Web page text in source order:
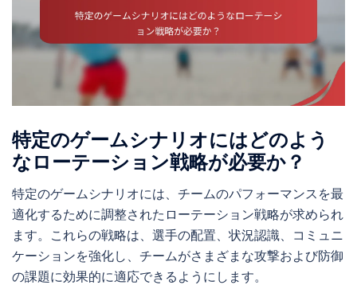
特定のゲームシナリオにはどのよう
なローテーション戦略が必要か？
特定のゲームシナリオには、チームのパフォーマンスを最
適化するために調整されたローテーション戦略が求められ
ます。これらの戦略は、選手の配置、状況認識、コミュニ
ケーションを強化し、チームがさまざまな攻撃および防御
の課題に効果的に適応できるようにします。